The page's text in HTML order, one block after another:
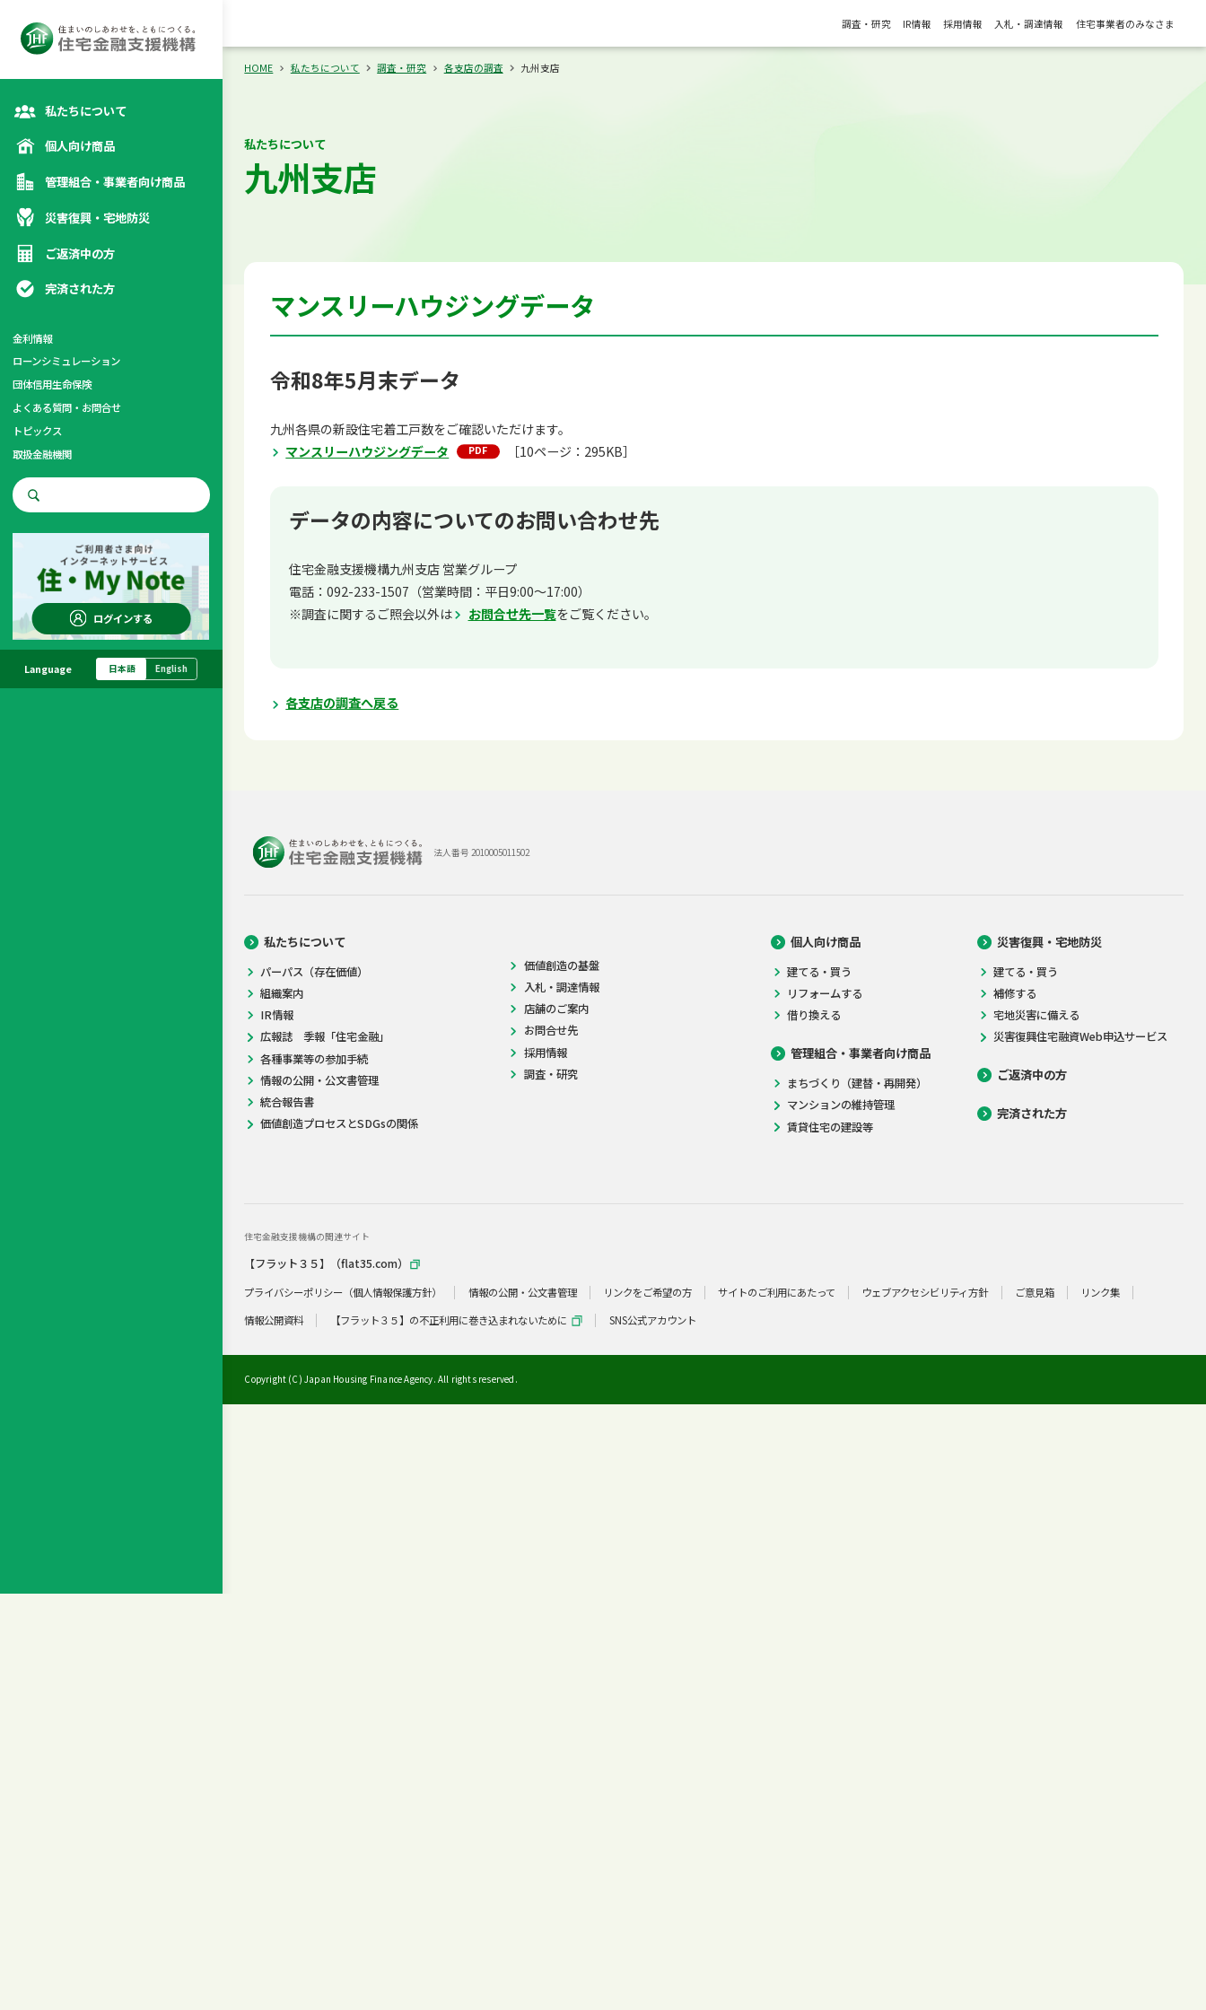
私たちについて
カテゴリトップ
調査・研究
個人向け商品
カテゴリトップ
管理組合・事業者向け商品
商品 カテゴリトップ
災害復興・宅地防災
カテゴリトップ
ご返済中の方
完済された方
金利情報
ローンシミュレーション
団体信用生命保険
よくある質問・お問合せ
トピックス
取扱金融機関
ログインする
Language English
日本語
調査・研究 IR情報 採用情報 入札・調達情報 住宅事業者のみなさま
HOME 私たちについて 調査・研究 各支店の調査 九州支店
私たちについて
九州支店
マンスリーハウジングデータ
令和8年5月末データ
九州各県の新設住宅着工戸数をご確認いただけます。
マンスリーハウジングデータ
［10ページ：295KB］
データの内容についてのお問い合わせ先
住宅金融支援機構九州支店 営業グループ
電話： 092-233-1507 （営業時間：平日9:00～17:00）
※調査に関するご照会以外は
お問合せ先一覧をご覧ください。
各支店の調査へ戻る
法人番号 2010005011502
私たちについて
パーパス（存在価値）
組織案内
IR情報
広報誌 季報「住宅金融」
各種事業等の参加手続
情報の公開・公文書管理
統合報告書
価値創造プロセスとSDGsの関係
価値創造の基盤
入札・調達情報
店舗のご案内
お問合せ先
採用情報
調査・研究
個人向け商品
建てる・買う
リフォームする
借り換える
管理組合・事業者向け商品
まちづくり（建替・再開発）
マンションの維持管理
賃貸住宅の建設等
災害復興・宅地防災
建てる・買う
補修する
宅地災害に備える
災害復興住宅融資Web申込サービス
ご返済中の方
完済された方
住宅金融支援機構の関連サイト
【フラット３５】（flat35.com）
プライバシーポリシー（個人情報保護方針） 情報の公開・公文書管理 リンクをご希望の方 サイトのご利用にあたって ウェブアクセシビリティ方針 ご意見箱
リンク集
情報公開資料
【フラット３５】の不正利用に巻き込まれないために SNS公式アカウント
Copyright (C) Japan Housing Finance Agency. All rights reserved.